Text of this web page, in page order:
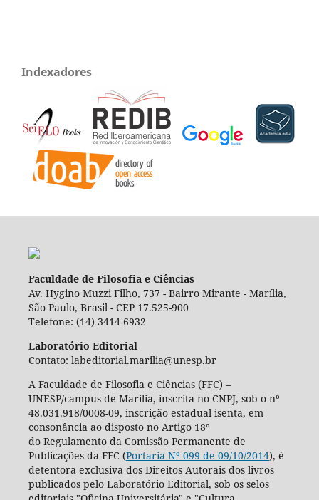
Indexadores
Faculdade de Filosofia e Ciências
Av. Hygino Muzzi Filho, 737 - Bairro Mirante - Marília,
São Paulo, Brasil - CEP 17.525-900
Telefone: (14) 3414-6932
Laboratório Editorial
Contato: labeditorial.marilia@unesp.br
A Faculdade de Filosofia e Ciências (FFC) –
UNESP/campus de Marília, inscrita no CNPJ, sob o nº
48.031.918/0008-09, inscrição estadual isenta, em
consonância ao disposto no Artigo 18º
do Regulamento da Comissão Permanente de
Publicações da FFC (Portaria Nº 099 de 09/10/2014), é
detentora exclusiva dos Direitos Autorais dos livros
publicados pelo Laboratório Editorial, sob os selos